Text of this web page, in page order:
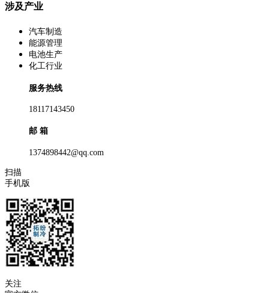
涉及产业
汽车制造
能源管理
电池生产
化工行业
服务热线
18117143450
邮 箱
1374898442@qq.com
扫描
手机版
关注